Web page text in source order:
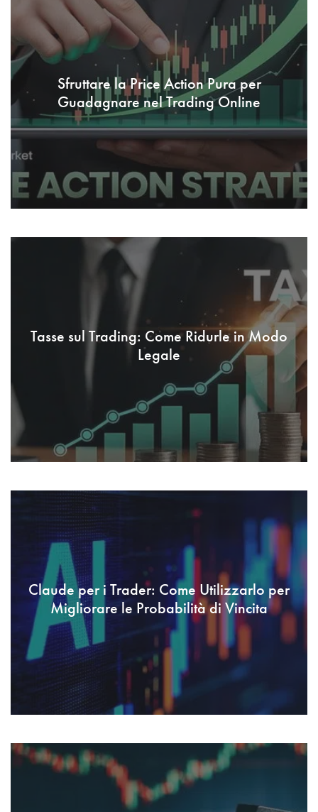
Sfruttare la Price Action Pura per
Guadagnare nel Trading Online
Tasse sul Trading: Come Ridurle in Modo
Legale
Claude per i Trader: Come Utilizzarlo per
Migliorare le Probabilità di Vincita